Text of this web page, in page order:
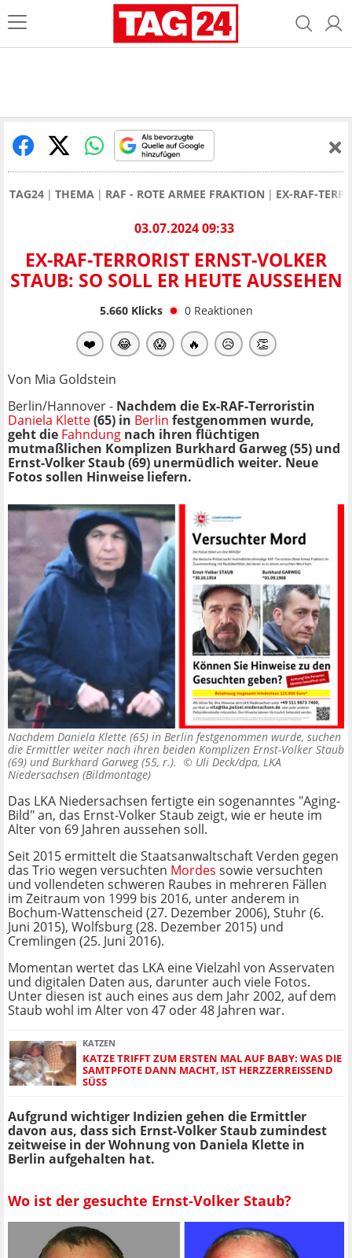
TAG24 THEMA RAF - ROTE ARMEE FRAKTION EX-RAF-
03.07.2024 09:33
EX-RAF-TERRORIST ERNST-VOLKER
STAUB: SO SOLL ER HEUTE AUSSEHEN
5.660Klicks 0 Reaktionen
❤️ 😂 😱 🔥 😥 👏
Von Mia Goldstein
Berlin/Hannover - Nachdem die Ex-RAF-Terroristin
Daniela Klette(65) in Berlin festgenommen wurde,
geht die Fahndung nach ihren flüchtigen
mutmaßlichen Komplizen Burkhard Garweg (55) und
Ernst-Volker Staub (69) unermüdlich weiter. Neue
Fotos sollen Hinweise liefern.
Nachdem Daniela Klette (65) in Berlin festgenommen wurde, suchen
die Ermittler weiter nach ihren beiden Komplizen Ernst-Volker Staub
(69) und Burkhard Garweg (55, r.). © Uli Deck/dpa, LKA
Niedersachsen (Bildmontage)
Das LKA Niedersachsen fertigte ein sogenanntes "Aging-
Bild" an, das Ernst-Volker Staub zeigt, wie er heute im
Alter von 69 Jahren aussehen soll.
Seit 2015 ermittelt die Staatsanwaltschaft Verden gegen
das Trio wegen versuchten Mordes sowie versuchten
und vollendeten schweren Raubes in mehreren Fällen
im Zeitraum von 1999 bis 2016, unter anderem in
Bochum-Wattenscheid (27. Dezember 2006), Stuhr (6.
Juni 2015), Wolfsburg (28. Dezember 2015) und
Cremlingen (25. Juni 2016).
Momentan wertet das LKA eine Vielzahl von Asservaten
und digitalen Daten aus, darunter auch viele Fotos.
Unter diesen ist auch eines aus dem Jahr 2002, auf dem
Staub wohl im Alter von 47 oder 48 Jahren war.
KATZEN
KATZE TRIFFT ZUM ERSTEN MAL AUF BABY: WAS DIE
SAMTPFOTE DANN MACHT, IST HERZZERREISSEND S
ÜSS
Aufgrund wichtiger Indizien gehen die Ermittler
davon aus, dass sich Ernst-Volker Staub zumindest
zeitweise in der Wohnung von Daniela Klette in
Berlin aufgehalten hat.
Wo ist der gesuchte Ernst-Volker Staub?